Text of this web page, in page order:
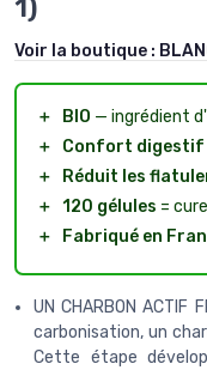
1)
Voir la boutique :
＋ BIO — ingrédient
＋
Confort digestif
＋
Réduit les
＋ 120 gélules =
＋
Fabriqué en
UN CHARBON ACTIF
carbonisation, un
Cette étape